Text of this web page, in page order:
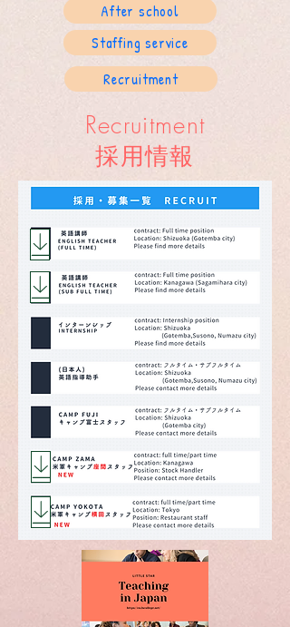
After school
Staffing service
Recruitment
Recruitment
採用情報